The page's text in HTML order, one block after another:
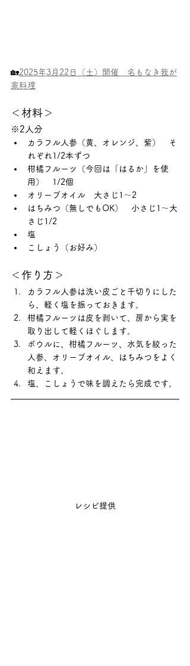
🏡2025年3月22日（土）開催　名もなき我が
家料理
＜材料＞
※2人分
カラフル人参（黄、オレンジ、紫）　そ
れぞれ1/2本ずつ
柑橘フルーツ（今回は「はるか」を使
用）　1/2個
オリーブオイル　大さじ1～2
はちみつ（無しでもOK）　小さじ1～大
さじ1/2
塩
こしょう（お好み）
＜作り方＞
カラフル人参は洗い皮ごと千切りにした
ら、軽く塩を振っておきます。
柑橘フルーツは皮を剥いて、房から実を
取り出して軽くほぐします。
ボウルに、柑橘フルーツ、水気を絞った
人参、オリーブオイル、はちみつをよく
和えます。
塩、こしょうで味を調えたら完成です。
レシピ提供